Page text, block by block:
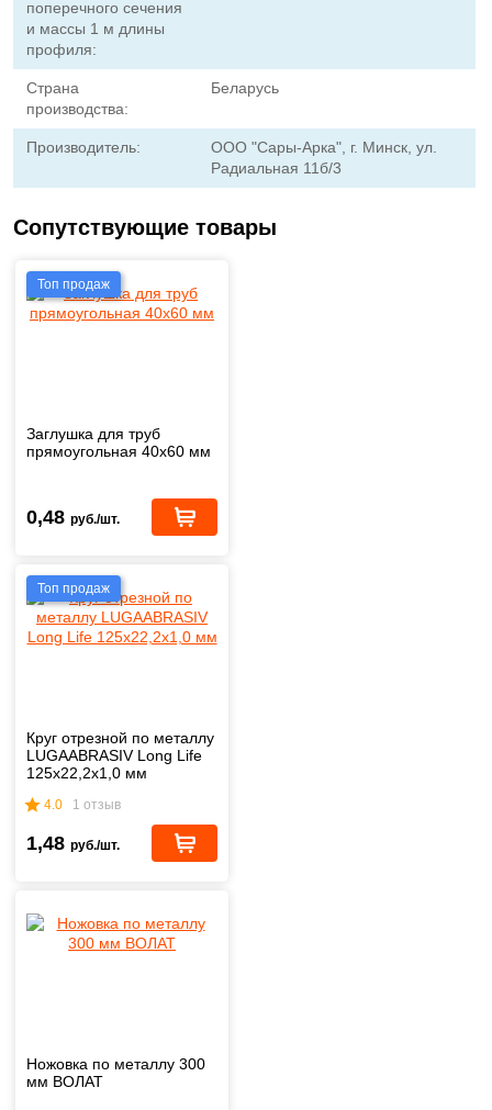
поперечного сечения
и массы 1 м длины
профиля:
Страна
производства:
Беларусь
Производитель:
ООО "Сары-Арка", г. Минск, ул.
Радиальная 11б/3
Сопутствующие товары
Топ продаж
Заглушка для труб
прямоугольная 40x60 мм
0,48 руб./шт.
Топ продаж
Круг отрезной по металлу
LUGAABRASIV Long Life
125x22,2x1,0 мм
4.0 1 отзыв
1,48 руб./шт.
Ножовка по металлу 300
мм ВОЛАТ